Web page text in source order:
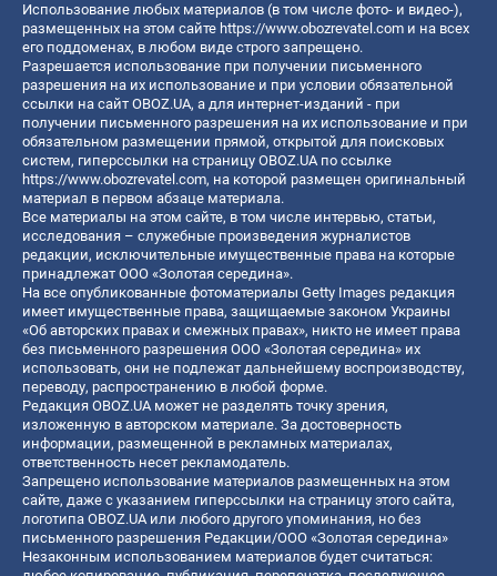
Использование любых материалов (в том числе фото- и видео-),
размещенных на этом сайте https://www.obozrevatel.com и на всех
его поддоменах, в любом виде строго запрещено.
Разрешается использование при получении письменного
разрешения на их использование и при условии обязательной
ссылки на сайт OBOZ.UA, а для интернет-изданий - при
получении письменного разрешения на их использование и при
обязательном размещении прямой, открытой для поисковых
систем, гиперссылки на страницу OBOZ.UA по ссылке
https://www.obozrevatel.com, на которой размещен оригинальный
материал в первом абзаце материала.
Все материалы на этом сайте, в том числе интервью, статьи,
исследования – служебные произведения журналистов
редакции, исключительные имущественные права на которые
принадлежат ООО «Золотая середина».
На все опубликованные фотоматериалы Getty Images редакция
имеет имущественные права, защищаемые законом Украины
«Об авторских правах и смежных правах», никто не имеет права
без письменного разрешения ООО «Золотая середина» их
использовать, они не подлежат дальнейшему воспроизводству,
переводу, распространению в любой форме.
Редакция OBOZ.UA может не разделять точку зрения,
изложенную в авторском материале. За достоверность
информации, размещенной в рекламных материалах,
ответственность несет рекламодатель.
Запрещено использование материалов размещенных на этом
сайте, даже с указанием гиперссылки на страницу этого сайта,
логотипа OBOZ.UA или любого другого упоминания, но без
письменного разрешения Редакции/ООО «Золотая середина»
Незаконным использованием материалов будет считаться: